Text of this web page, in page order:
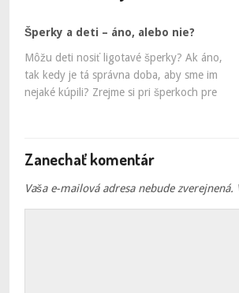
Šperky a deti – áno, alebo nie?
Môžu deti nosiť ligotavé šperky? Ak áno,
tak kedy je tá správna doba, aby sme im
nejaké kúpili? Zrejme si pri šperkoch pre
Zanechať komentár
Vaša e-mailová adresa nebude zverejnená.